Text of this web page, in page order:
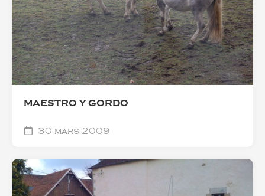
MAESTRO Y GORDO
30 mars 2009